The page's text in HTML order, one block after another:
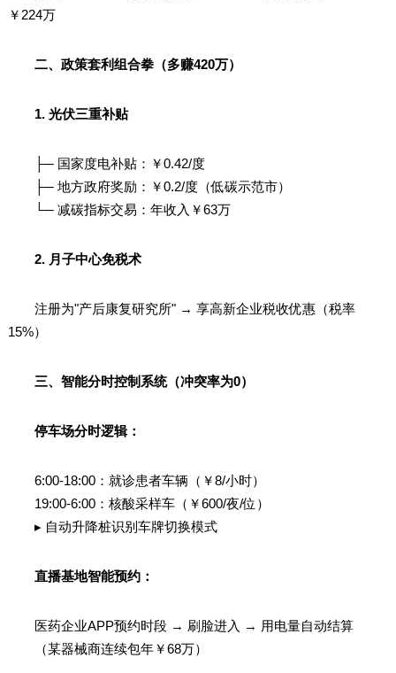
￥224万
二、政策套利组合拳（多赚420万）
1. 光伏三重补贴
├─ 国家度电补贴：￥0.42/度
├─ 地方政府奖励：￥0.2/度（低碳示范市）
└─ 减碳指标交易：年收入￥63万
2. 月子中心免税术
注册为"产后康复研究所" → 享高新企业税收优惠（税率
15%）
三、智能分时控制系统（冲突率为0）
停车场分时逻辑：
6:00-18:00：就诊患者车辆（￥8/小时）
19:00-6:00：核酸采样车（￥600/夜/位）
▸ 自动升降桩识别车牌切换模式
直播基地智能预约：
医药企业APP预约时段 → 刷脸进入 → 用电量自动结算
（某器械商连续包年￥68万）